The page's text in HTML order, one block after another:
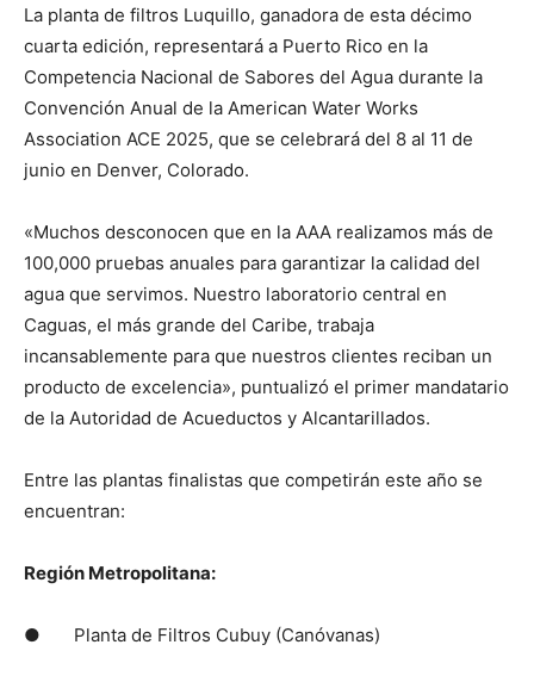
La planta de filtros Luquillo, ganadora de esta décimo
cuarta edición, representará a Puerto Rico en la
Competencia Nacional de Sabores del Agua durante la
Convención Anual de la American Water Works
Association ACE 2025, que se celebrará del 8 al 11 de
junio en Denver, Colorado.
«Muchos desconocen que en la AAA realizamos más de
100,000 pruebas anuales para garantizar la calidad del
agua que servimos. Nuestro laboratorio central en
Caguas, el más grande del Caribe, trabaja
incansablemente para que nuestros clientes reciban un
producto de excelencia», puntualizó el primer mandatario
de la Autoridad de Acueductos y Alcantarillados.
Entre las plantas finalistas que competirán este año se
encuentran:
Región Metropolitana:
● Planta de Filtros Cubuy (Canóvanas)